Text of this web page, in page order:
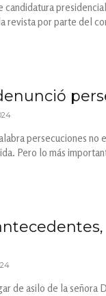
revista por parte del
persecuciones
Pero lo más
de asilo de la